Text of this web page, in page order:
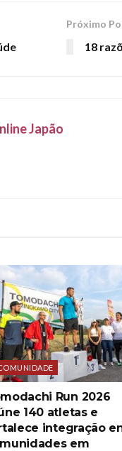
Próximo
18
Japão
Run 2026
140 atletas e
integração
em